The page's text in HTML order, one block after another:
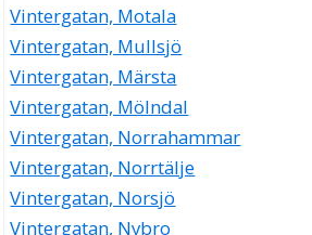
Vintergatan, Motala
Vintergatan, Mullsjö
Vintergatan, Märsta
Vintergatan, Mölndal
Vintergatan, Norrahammar
Vintergatan, Norrtälje
Vintergatan, Norsjö
Vintergatan, Nybro